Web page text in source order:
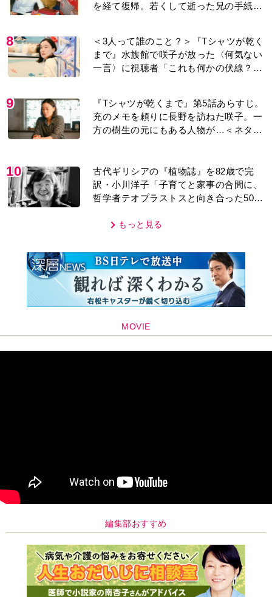
を経て復帰。若くして逝った兄の手紙を
8
＜3人って誰のこと？＞『Tシャツが乾く
まで』水族館で咲子が放った〈何気ない
一言〉に視聴者「これも何かの伏線？」
9
『Tシャツが乾くまで』第5話あらすじ。
充のメモを頼りに長野を訪ねた咲子。一
方の樹生の元にもある人物が…＜ネタバ
10
古代ギリシアの『植物誌』を82歳で完
訳・小川洋子「子育てと家事の合間に、
哲学者テオプラストスと向き合った50
もっと見る
MOVIE
編集部おすすめ